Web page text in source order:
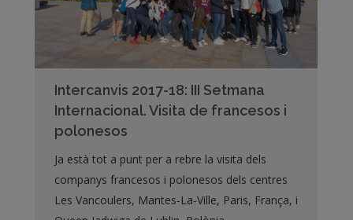
Intercanvis 2017-18: III Setmana
Internacional. Visita de francesos i
polonesos
Ja està tot a punt per a rebre la visita dels
companys francesos i polonesos dels centres
Les Vancoulers, Mantes-La-Ville, Paris, França, i